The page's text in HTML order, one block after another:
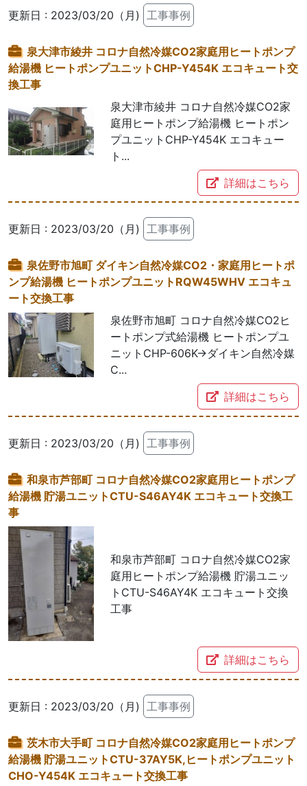
更新日 : 2023/03/20（月) 工事事例
泉大津市綾井 コロナ自然冷媒CO2家庭用ヒートポンプ
給湯機 ヒートポンプユニットCHP-Y454K エコキュート交
換工事
泉大津市綾井 コロナ自然冷媒CO2家
庭用ヒートポンプ給湯機 ヒートポン
プユニットCHP-Y454K エコキュー
ト...
詳細はこちら
更新日 : 2023/03/20（月) 工事事例
泉佐野市旭町 ダイキン自然冷媒CO2・家庭用ヒートポ
ンプ給湯機 ヒートポンプユニットRQW45WHV エコキュ
ート交換工事
泉佐野市旭町 コロナ自然冷媒CO2ヒ
ートポンプ式給湯機 ヒートポンプユ
ニットCHP-606K→ダイキン自然冷媒
C...
詳細はこちら
更新日 : 2023/03/20（月) 工事事例
和泉市芦部町 コロナ自然冷媒CO2家庭用ヒートポンプ
給湯機 貯湯ユニットCTU-S46AY4K エコキュート交換工
事
和泉市芦部町 コロナ自然冷媒CO2家
庭用ヒートポンプ給湯機 貯湯ユニッ
トCTU-S46AY4K エコキュート交換
工事
詳細はこちら
更新日 : 2023/03/20（月) 工事事例
茨木市大手町 コロナ自然冷媒CO2家庭用ヒートポンプ
給湯機 貯湯ユニットCTU-37AY5K,ヒートポンプユニット
CHO-Y454K エコキュート交換工事